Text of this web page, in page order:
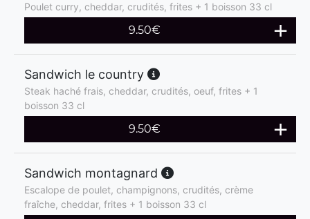
Poulet curry, cheddar, crudités, frites + 1 boisson 33 cl
9.50€
Sandwich le country
Steak haché frais, cheddar, crudités, oeuf, frites + 1
boisson 33 cl
9.50€
Sandwich montagnard
Escalope de poulet, champignons, crudités, crème
fraîche, cheddar, frites + 1 boisson 33 cl